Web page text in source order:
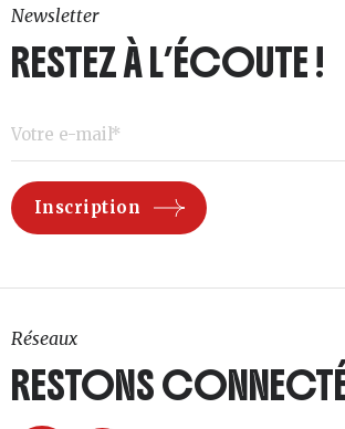
Newsletter
RESTEZ À L’ÉCOUTE !
Réseaux
RESTONS